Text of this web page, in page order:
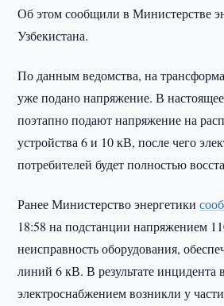
Об этом сообщили в Министерстве
Узбекистана.
По данным ведомства, на
уже подано напряжение. В
поэтапно подают напряжение на
устройства 6 и 10 кВ, после чего
потребителей будет полностью
Ранее Министерство энергетики
18:58 на подстанции напряжением
неисправность оборудования,
линий 6 кВ. В результате инцидента
электроснабжением возникли у